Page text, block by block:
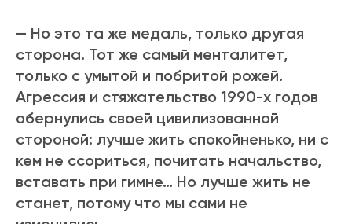
— Но это та же медаль, только другая
сторона. Тот же самый менталитет,
только с умытой и побритой рожей.
Агрессия и стяжательство 1990-х годов
обернулись своей цивилизованной
стороной: лучше жить спокойненько, ни с
кем не ссориться, почитать начальство,
вставать при гимне… Но лучше жить не
станет, потому что мы сами не